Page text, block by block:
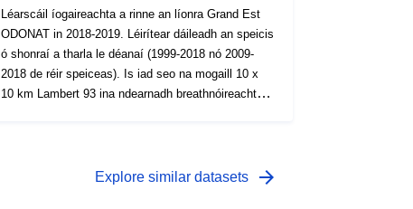
Léarscáil íogaireachta a rinne an líonra Grand Est
ODONAT in 2018-2019. Léirítear dáileadh an speicis
ó shonraí a tharla le déanaí (1999-2018 nó 2009-
2018 de réir speiceas). Is iad seo na mogaill 10 x
10 km Lambert 93 ina ndearnadh breathnóireacht
Explore similar datasets arrow_forward